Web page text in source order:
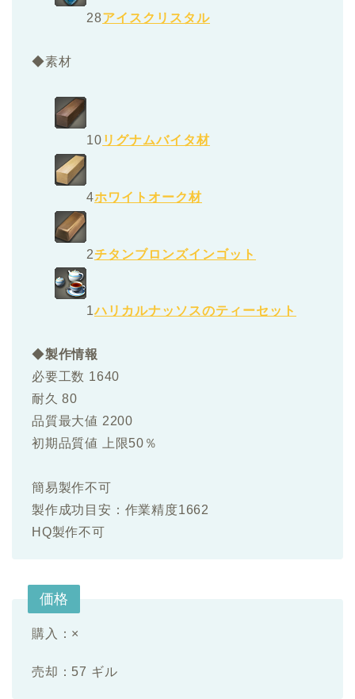
28アイスクリスタル
◆素材
10 リグナムバイタ材
4ホワイトオーク材
2チタンブロンズインゴット
1ハリカルナッソスのティーセット
◆製作情報
必要工数 1640
耐久 80
品質最大値 2200
初期品質値 上限50％
簡易製作不可
製作成功目安：作業精度1662
HQ製作不可
価格
購入：×
売却：57 ギル